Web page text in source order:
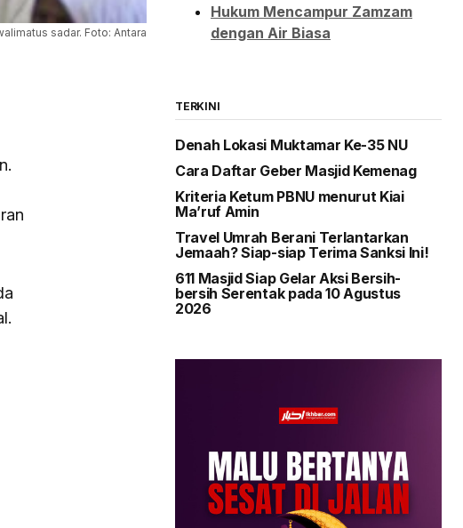
sadar. Foto: Antara
Hukum Mencampur Zamzam
dengan Air Biasa
TERKINI
Denah Lokasi Muktamar Ke-35 NU
Cara Daftar Geber Masjid Kemenag
Kriteria Ketum PBNU menurut Kiai
Ma’ruf Amin
Travel Umrah Berani Terlantarkan
Jemaah? Siap-siap Terima Sanksi Ini!
611 Masjid Siap Gelar Aksi Bersih-
bersih Serentak pada 10 Agustus
2026